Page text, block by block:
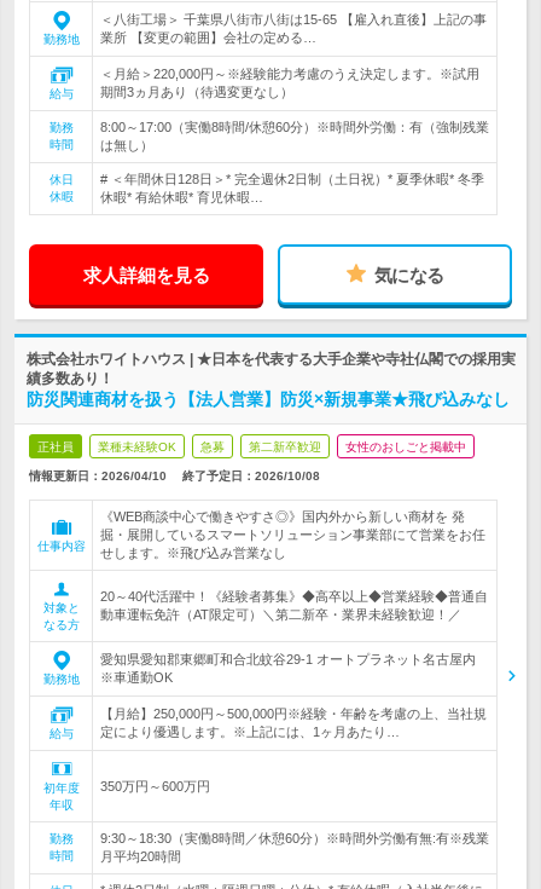
勤務地
＜八街工場＞ 千葉県八街市八街は15-65 【雇入れ直後】上記の事
業所 【変更の範囲】会社の定める…
給与
＜月給＞220,000円～※経験能力考慮のうえ決定します。※試用
期間3ヵ月あり（待遇変更なし）
勤務
時間
8:00～17:00（実働8時間/休憩60分）※時間外労働：有（強制残業
は無し）
休日
休暇
# ＜年間休日128日＞* 完全週休2日制（土日祝）* 夏季休暇* 冬季
休暇* 有給休暇* 育児休暇…
求人詳細を見る 気になる
株式会社ホワイトハウス | ★日本を代表する大手企業や寺社仏閣での採用実
績多数あり！
防災関連商材を扱う【法人営業】防災×新規事業★飛び込みなし
正社員 業種未経験OK 急募 第二新卒歓迎 女性のおしごと掲載中
情報更新日：2026/04/10 終了予定日： 2026/10/08
仕事内容
《WEB商談中心で働きやすさ◎》国内外から新しい商材を 発
掘・展開しているスマートソリューション事業部にて営業をお任
せします。※飛び込み営業なし
対象と
なる方
20～40代活躍中！《経験者募集》◆高卒以上◆営業経験◆普通自
動車運転免許（AT限定可）＼第二新卒・業界未経験歓迎！／
勤務地
愛知県愛知郡東郷町和合北蚊谷29-1 オートプラネット名古屋内
※車通勤OK
給与
【月給】250,000円～500,000円※経験・年齢を考慮の上、当社規
定により優遇します。※上記には、1ヶ月あたり…
初年度
年収
350万円～600万円
勤務
時間
9:30～18:30（実働8時間／休憩60分）※時間外労働有無:有※残業
月平均20時間